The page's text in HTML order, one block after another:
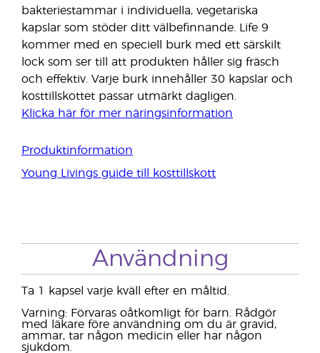
bakteriestammar i individuella, vegetariska
kapslar som stöder ditt välbefinnande. Life 9
kommer med en speciell burk med ett särskilt
lock som ser till att produkten håller sig fräsch
och effektiv. Varje burk innehåller 30 kapslar och
kosttillskottet passar utmärkt dagligen.
Klicka här för mer näringsinformation
Produktinformation
Young Livings guide till kosttillskott
Användning
Ta 1 kapsel varje kväll efter en måltid.
Varning: Förvaras oåtkomligt för barn. Rådgör
med läkare före användning om du är gravid,
ammar, tar någon medicin eller har någon
sjukdom.